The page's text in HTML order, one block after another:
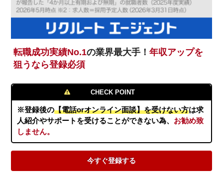
転職成功実績No.1の業界最大手！年収アップを
狙うなら登録必須
CHECK POINT
※登録後の【電話orオンライン面談】を受けない方は求
人紹介やサポートを受けることができない為、 お勧め致
しません。
今すぐ登録する